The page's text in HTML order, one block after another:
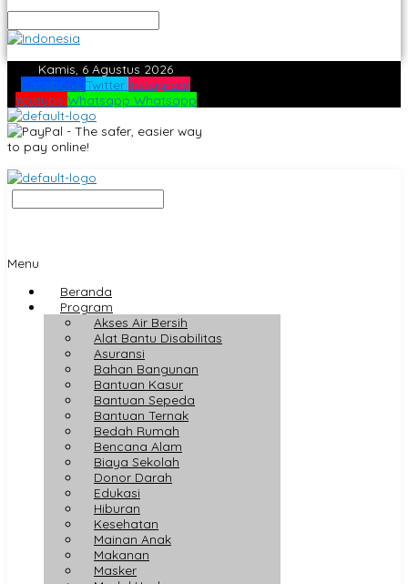
Kamis, 6 Agustus 2026
Facebook Twitter Instagram
Youtube Whatsapp Whatsapp
Menu
Beranda
Program
Akses Air Bersih
Alat Bantu Disabilitas
Asuransi
Bahan Bangunan
Bantuan Kasur
Bantuan Sepeda
Bantuan Ternak
Bedah Rumah
Bencana Alam
Biaya Sekolah
Donor Darah
Edukasi
Hiburan
Kesehatan
Mainan Anak
Makanan
Masker